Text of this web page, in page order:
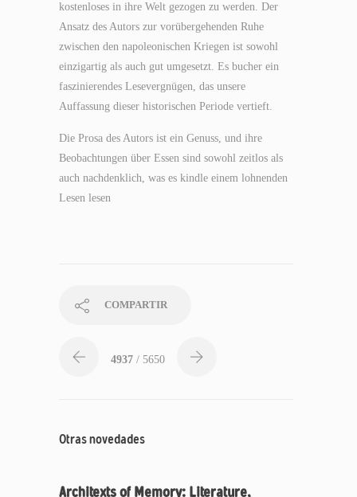
kostenloses in ihre Welt gezogen zu werden. Der
Ansatz des Autors zur vorübergehenden Ruhe
zwischen den napoleonischen Kriegen ist sowohl
einzigartig als auch gut umgesetzt. Es bucher ein
faszinierendes Lesevergnügen, das unsere
Auffassung dieser historischen Periode vertieft.
Die Prosa des Autors ist ein Genuss, und ihre
Beobachtungen über Essen sind sowohl zeitlos als
auch nachdenklich, was es kindle einem lohnenden
Lesen lesen
COMPARTIR
4937 / 5650
Otras novedades
Architexts of Memory: Literature,